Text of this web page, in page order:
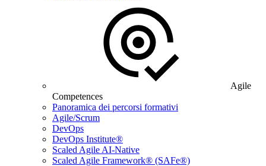
Agile
Competences
Panoramica dei percorsi formativi
Agile/Scrum
DevOps
DevOps Institute®
Scaled Agile AI-Native
Scaled Agile Framework® (SAFe®)